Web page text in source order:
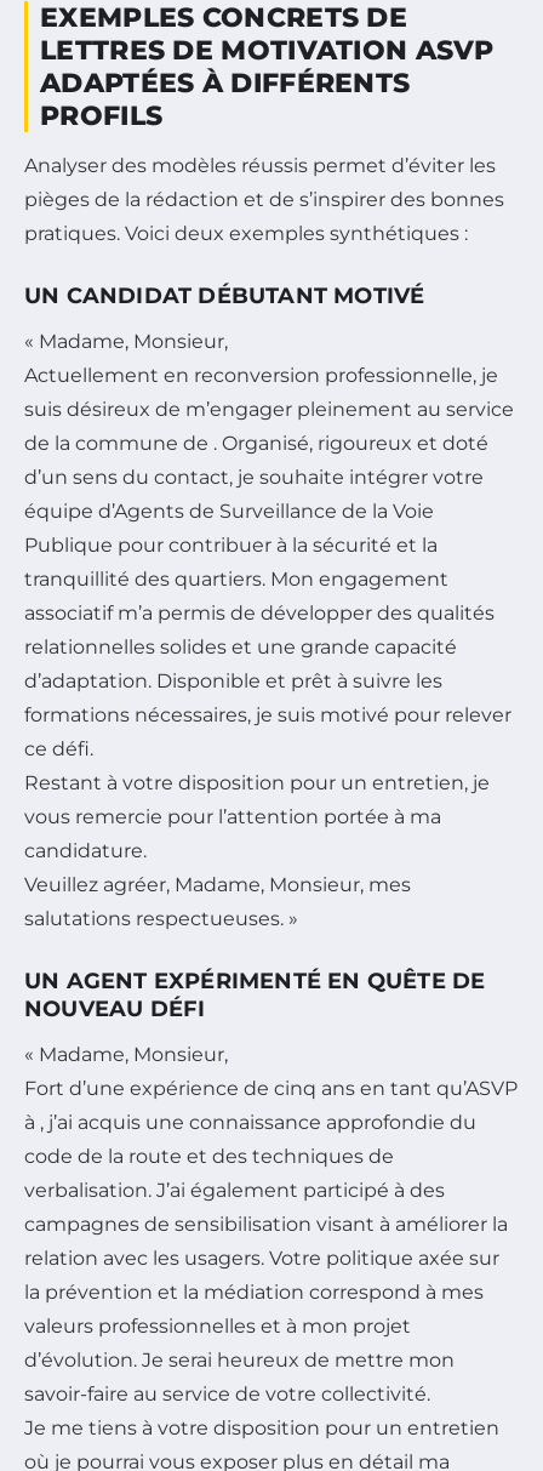
EXEMPLES CONCRETS DE
LETTRES DE MOTIVATION ASVP
ADAPTÉES À DIFFÉRENTS
PROFILS
Analyser des modèles réussis permet d’éviter les
pièges de la rédaction et de s’inspirer des bonnes
pratiques. Voici deux exemples synthétiques :
UN CANDIDAT DÉBUTANT MOTIVÉ
« Madame, Monsieur,
Actuellement en reconversion professionnelle, je
suis désireux de m’engager pleinement au service
de la commune de . Organisé, rigoureux et doté
d’un sens du contact, je souhaite intégrer votre
équipe d’Agents de Surveillance de la Voie
Publique pour contribuer à la sécurité et la
tranquillité des quartiers. Mon engagement
associatif m’a permis de développer des qualités
relationnelles solides et une grande capacité
d’adaptation. Disponible et prêt à suivre les
formations nécessaires, je suis motivé pour relever
ce défi.
Restant à votre disposition pour un entretien, je
vous remercie pour l’attention portée à ma
candidature.
Veuillez agréer, Madame, Monsieur, mes
salutations respectueuses. »
UN AGENT EXPÉRIMENTÉ EN QUÊTE DE
NOUVEAU DÉFI
« Madame, Monsieur,
Fort d’une expérience de cinq ans en tant qu’ASVP
à , j’ai acquis une connaissance approfondie du
code de la route et des techniques de
verbalisation. J’ai également participé à des
campagnes de sensibilisation visant à améliorer la
relation avec les usagers. Votre politique axée sur
la prévention et la médiation correspond à mes
valeurs professionnelles et à mon projet
d’évolution. Je serai heureux de mettre mon
savoir-faire au service de votre collectivité.
Je me tiens à votre disposition pour un entretien
où je pourrai vous exposer plus en détail ma